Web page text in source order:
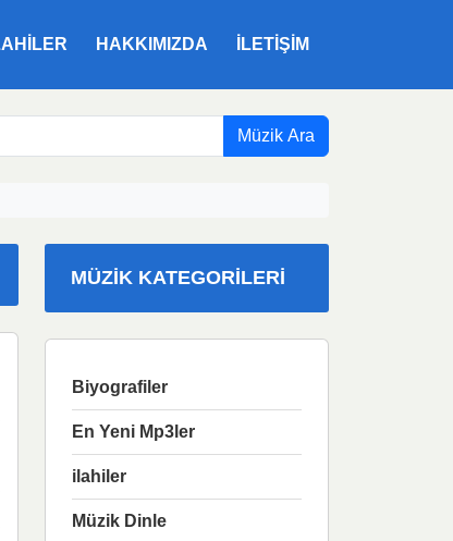
HAKKIMIZDA İLETIŞIM
Müzik Ara
MÜZIK KATEGORILERI
Biyografiler
En Yeni Mp3ler
ilahiler
Müzik Dinle